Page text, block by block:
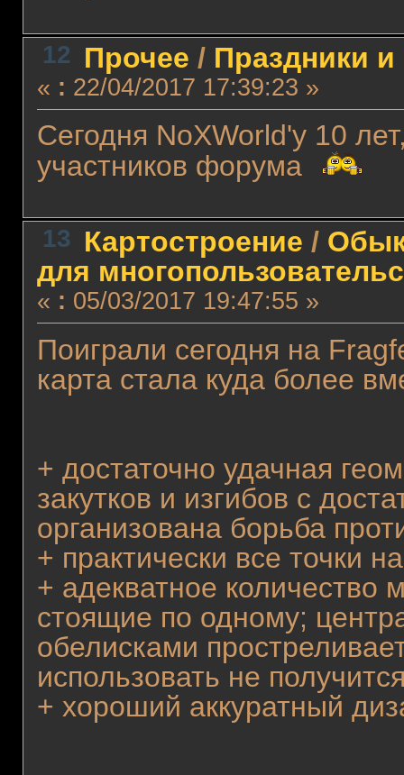
12 Прочее / Праздники
« : 22/04/2017 17:39:23 »
Сегодня NoXWorld'у 10
участников форума
13 Картостроение /
для
« : 05/03/2017 19:47:55 »
Поиграли сегодня на
карта стала куда более
+ достаточно удачная
закутков и изгибов с
организована борьба
+ практически все точки
+ адекватное количество
стоящие по одному;
обелисками
использовать не
+ хороший аккуратный